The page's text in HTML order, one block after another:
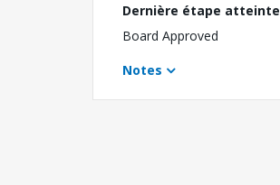
Dernière étape atteinte
Board Approved
Notes